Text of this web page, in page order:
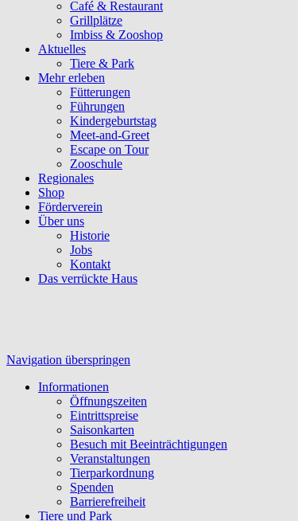
Café & Restaurant
Grillplätze
Imbiss & Zooshop
Aktuelles
Tiere & Park
Mehr erleben
Fütterungen
Führungen
Kindergeburtstag
Meet-and-Greet
Escape on Tour
Zooschule
Regionales
Shop
Förderverein
Über uns
Historie
Jobs
Kontakt
Das verrückte Haus
Navigation überspringen
Informationen
Öffnungszeiten
Eintrittspreise
Saisonkarten
Besuch mit Beeinträchtigungen
Veranstaltungen
Tierparkordnung
Spenden
Barrierefreiheit
Tiere und Park